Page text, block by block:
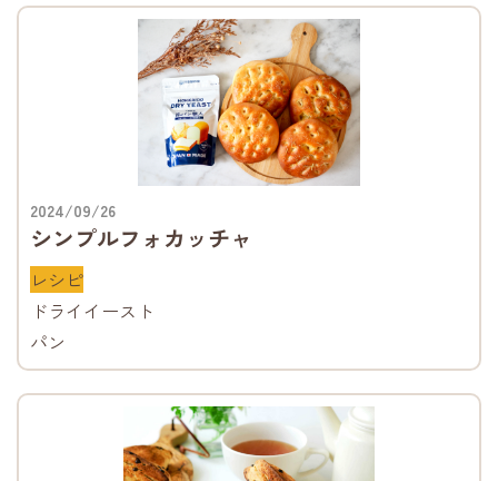
2024/09/26
シンプルフォカッチャ
レシピ
ドライイースト
パン